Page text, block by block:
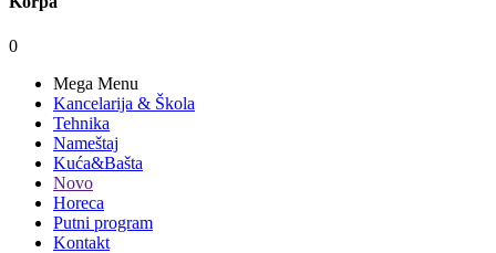
0
Mega Menu
Kancelarija & Škola
Tehnika
Nameštaj
Kuća&Bašta
Novo
Horeca
Putni program
Kontakt